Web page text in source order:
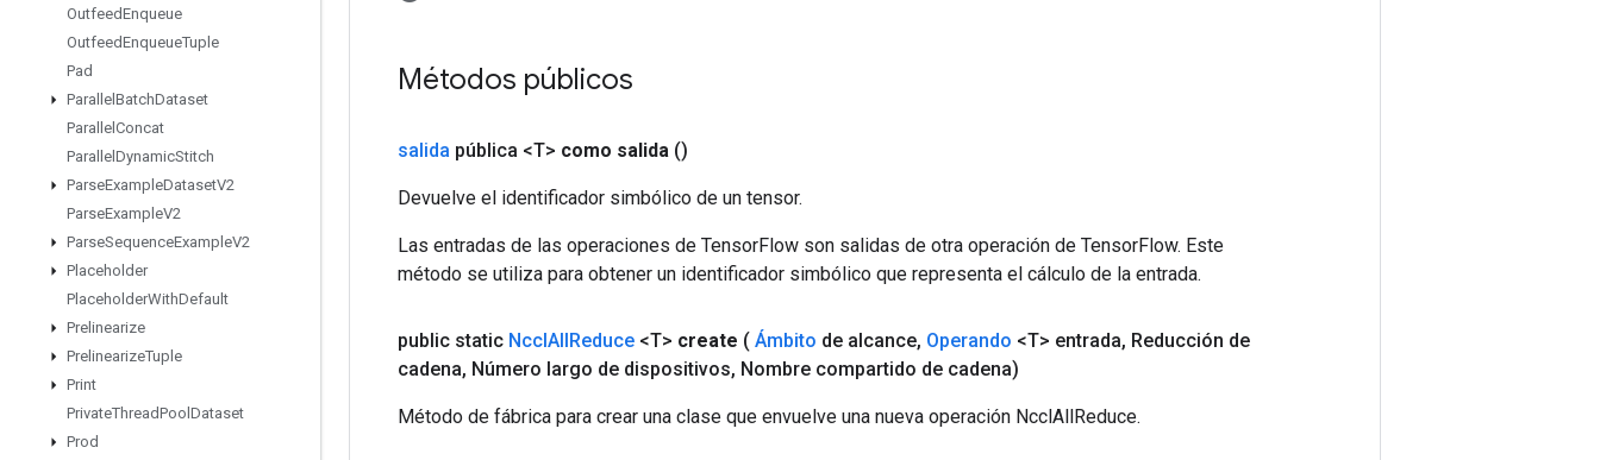
OutfeedEnqueue
OutfeedEnqueueTuple
Pad
Parallel BatchDataset
Parallel Concat
Parallel DynamicStitch
ParseExampleDatasetV2
ParseExampleV2
ParseSequenceExampleV2
Placeholder
PlaceholderWithDefault
Prelinearize
PrelinearizeTuple
Print
PrivateThreadPool Dataset
Prod
Métodos públicos
salida pública <T> como salida ()
Devuelve el identificador simbólico de un tensor.
Las entradas de las operaciones de TensorFlow son salidas de otra operación de TensorFlow. Este
método se utiliza para obtener un identificador simbólico que representa el cálculo de la entrada.
public static NcclAllReduce <T> create ( Ámbito de alcance, Operando <T> entrada, Reducción de
cadena, Número largo de dispositivos, Nombre compartido de cadena)
Método de fábrica para crear una clase que envuelve una nueva operación NcclAllReduce.